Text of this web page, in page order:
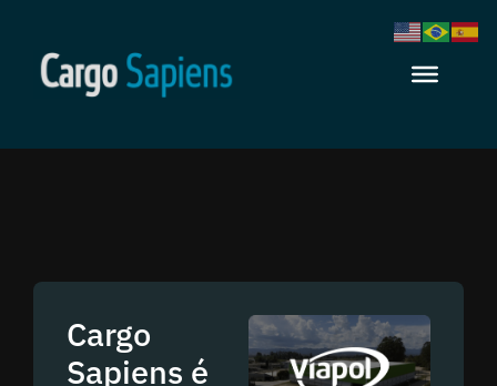
Cargo
Sapiens é